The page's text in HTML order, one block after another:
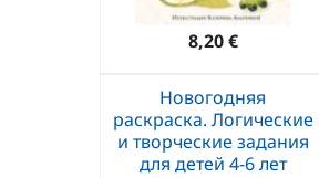
8,20 €
Новогодняя
раскраска. Логические
и творческие задания
для детей 4-6 лет